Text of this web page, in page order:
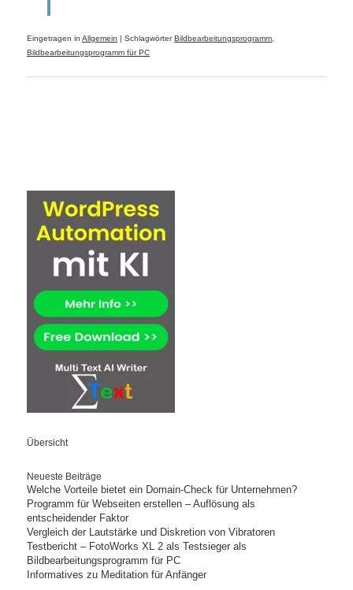
Eingetragen in Allgemein |Schlagwörter Bildbearbeitungsprogramm
Bildbearbeitungsprogramm für PC
Übersicht
Neueste Beiträge
Welche Vorteile bietet ein Domain-Check für Unternehmen?
Programm für Webseiten erstellen – Auflösung als
entscheidender Faktor
Vergleich der Lautstärke und Diskretion von Vibratoren
Testbericht – FotoWorks XL 2 als Testsieger als
Bildbearbeitungsprogramm für PC
Informatives zu Meditation für Anfänger